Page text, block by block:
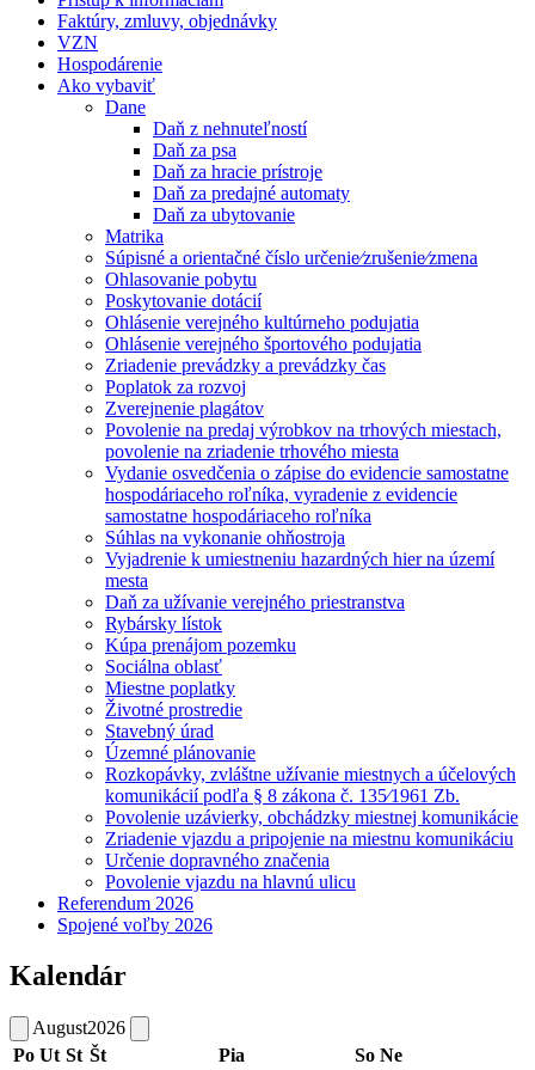
Faktúry, zmluvy, objednávky
VZN
Hospodárenie
Ako vybaviť
Dane
Daň z nehnuteľností
Daň za psa
Daň za hracie prístroje
Daň za predajné automaty
Daň za ubytovanie
Matrika
Súpisné a orientačné číslo určenie⁄zrušenie⁄zmena
Ohlasovanie pobytu
Poskytovanie dotácií
Ohlásenie verejného kultúrneho podujatia
Ohlásenie verejného športového podujatia
Zriadenie prevádzky a prevádzky čas
Poplatok za rozvoj
Zverejnenie plagátov
Povolenie na predaj výrobkov na trhových miestach,
povolenie na zriadenie trhového miesta
Vydanie osvedčenia o zápise do evidencie samostatne
hospodáriaceho roľníka, vyradenie z evidencie
samostatne hospodáriaceho roľníka
Súhlas na vykonanie ohňostroja
Vyjadrenie k umiestneniu hazardných hier na území
mesta
Daň za užívanie verejného priestranstva
Rybársky lístok
Kúpa prenájom pozemku
Sociálna oblasť
Miestne poplatky
Životné prostredie
Stavebný úrad
Územné plánovanie
Rozkopávky, zvláštne užívanie miestnych a účelových
komunikácií podľa § 8 zákona č. 135⁄1961 Zb.
Povolenie uzávierky, obchádzky miestnej komunikácie
Zriadenie vjazdu a pripojenie na miestnu komunikáciu
Určenie dopravného značenia
Povolenie vjazdu na hlavnú ulicu
Referendum 2026
Spojené voľby 2026
Kalendár
August2026
Po Ut St Št Pia So Ne